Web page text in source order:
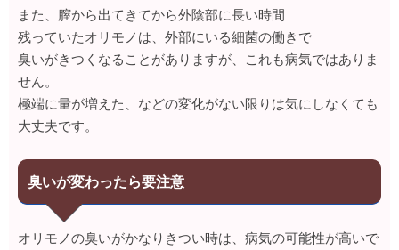
また、膣から出てきてから外陰部に長い時間
残っていたオリモノは、外部にいる細菌の働きで
臭いがきつくなることがありますが、これも病気ではありま
せん。
極端に量が増えた、などの変化がない限りは気にしなくても
大丈夫です。
臭いが変わったら要注意
オリモノの臭いがかなりきつい時は、病気の可能性が高いで